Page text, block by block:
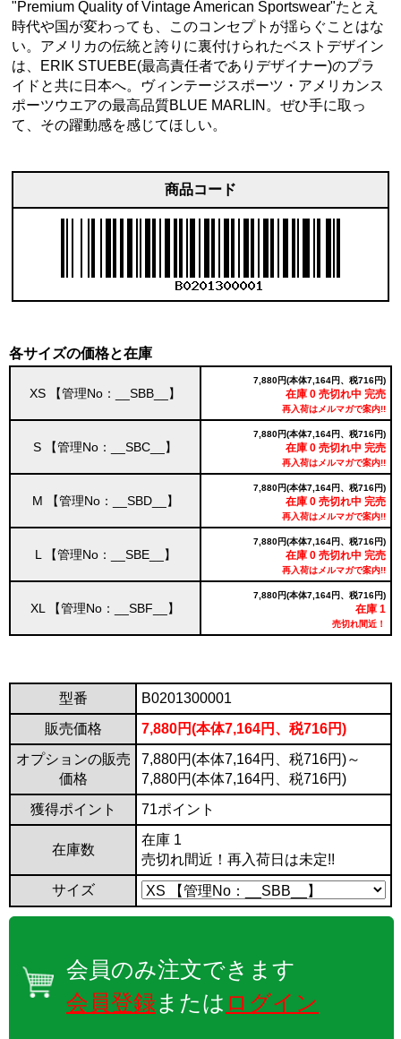
"Premium Quality of Vintage American Sportswear"たとえ
時代や国が変わっても、このコンセプトが揺らぐことはな
い。アメリカの伝統と誇りに裏付けられたベストデザイン
は、ERIK STUEBE(最高責任者でありデザイナー)のプラ
イドと共に日本へ。ヴィンテージスポーツ・アメリカンス
ポーツウエアの最高品質BLUE MARLIN。ぜひ手に取っ
て、その躍動感を感じてほしい。
商品コード
各サイズの価格と在庫
XS 【管理No：__SBB__】
7,880円(本体7,164円、税716円)
在庫 0 売切れ中 完売
再入荷はメルマガで案内!!
S 【管理No：__SBC__】
7,880円(本体7,164円、税716円)
在庫 0 売切れ中 完売
再入荷はメルマガで案内!!
M 【管理No：__SBD__】
7,880円(本体7,164円、税716円)
在庫 0 売切れ中 完売
再入荷はメルマガで案内!!
L 【管理No：__SBE__】
7,880円(本体7,164円、税716円)
在庫 0 売切れ中 完売
再入荷はメルマガで案内!!
XL 【管理No：__SBF__】
7,880円(本体7,164円、税716円)
在庫 1
売切れ間近！
型番
B0201300001
販売価格
7,880円(本体7,164円、税716円)
オプションの販売
価格
7,880円(本体7,164円、税716円)～
7,880円(本体7,164円、税716円)
獲得ポイント
71ポイント
在庫数
在庫 1
売切れ間近！再入荷日は未定!!
サイズ
会員のみ注文できます
会員登録または ログイン